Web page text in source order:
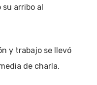
su arribo al
y trabajo se llevó
de charla.